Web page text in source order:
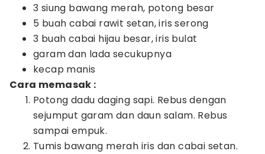
3 siung bawang merah, potong besar
5 buah cabai rawit setan, iris serong
3 buah cabai hijau besar, iris bulat
garam dan lada secukupnya
kecap manis
Cara memasak :
Potong dadu daging sapi. Rebus dengan
sejumput garam dan daun salam. Rebus
sampai empuk.
Tumis bawang merah iris dan cabai setan.